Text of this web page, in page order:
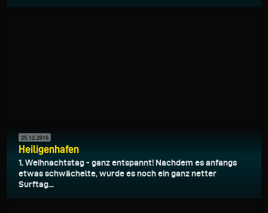
25.12.2016
Heiligenhafen
1. Weihnachtstag - ganz entspannt! Nachdem es anfangs
etwas schwächelte, wurde es noch ein ganz netter
Surftag...